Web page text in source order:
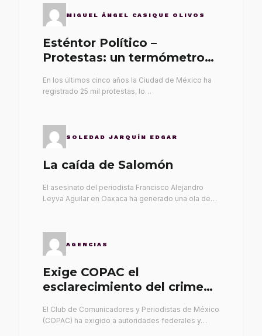
MIGUEL ÁNGEL CASIQUE OLIVOS
Esténtor Político –
Protestas: un termómetro
En los últimos cinco años la Ciudad de México ha
registrado 25 mil protestas, lo…
SOLEDAD JARQUÍN EDGAR
La caída de Salomón
El asesinato del periodista Francisco Alejandro
Leyva Aguilar en Oaxaca ha generado una ola de…
AGENCIAS
Exige COPAC el
esclarecimiento del crimen
El Club de Comunicadores y Periodistas de México
(COPAC) ha exigido a autoridades federales y…